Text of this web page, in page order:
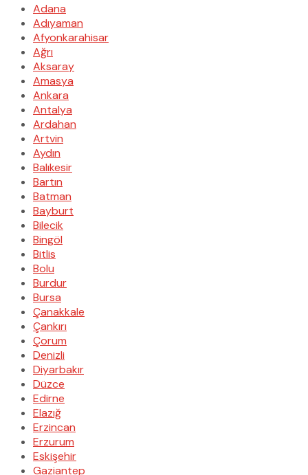
Adana
Adıyaman
Afyonkarahisar
Ağrı
Aksaray
Amasya
Ankara
Antalya
Ardahan
Artvin
Aydın
Balıkesir
Bartın
Batman
Bayburt
Bilecik
Bingöl
Bitlis
Bolu
Burdur
Bursa
Çanakkale
Çankırı
Çorum
Denizli
Diyarbakır
Düzce
Edirne
Elazığ
Erzincan
Erzurum
Eskişehir
Gaziantep